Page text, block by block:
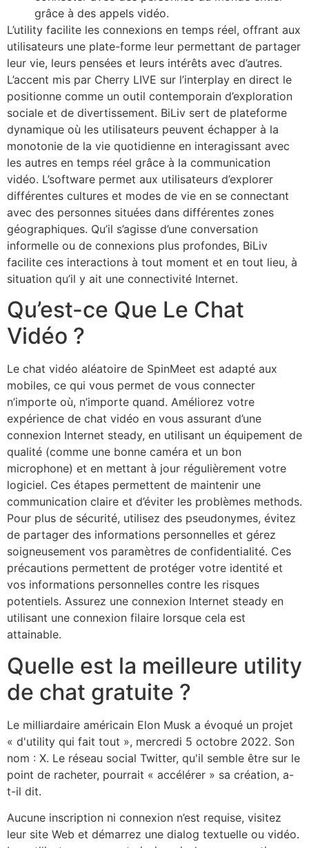
grâce à des appels vidéo.
L’utility facilite les connexions en temps réel, offrant aux
utilisateurs une plate-forme leur permettant de partager
leur vie, leurs pensées et leurs intérêts avec d’autres.
L’accent mis par Cherry LIVE sur l’interplay en direct le
positionne comme un outil contemporain d’exploration
sociale et de divertissement. BiLiv sert de plateforme
dynamique où les utilisateurs peuvent échapper à la
monotonie de la vie quotidienne en interagissant avec
les autres en temps réel grâce à la communication
vidéo. L’software permet aux utilisateurs d’explorer
différentes cultures et modes de vie en se connectant
avec des personnes situées dans différentes zones
géographiques. Qu’il s’agisse d’une conversation
informelle ou de connexions plus profondes, BiLiv
facilite ces interactions à tout moment et en tout lieu, à
situation qu’il y ait une connectivité Internet.
Qu’est-ce Que Le Chat
Vidéo ?
Le chat vidéo aléatoire de SpinMeet est adapté aux
mobiles, ce qui vous permet de vous connecter
n’importe où, n’importe quand. Améliorez votre
expérience de chat vidéo en vous assurant d’une
connexion Internet steady, en utilisant un équipement de
qualité (comme une bonne caméra et un bon
microphone) et en mettant à jour régulièrement votre
logiciel. Ces étapes permettent de maintenir une
communication claire et d’éviter les problèmes methods.
Pour plus de sécurité, utilisez des pseudonymes, évitez
de partager des informations personnelles et gérez
soigneusement vos paramètres de confidentialité. Ces
précautions permettent de protéger votre identité et
vos informations personnelles contre les risques
potentiels. Assurez une connexion Internet steady en
utilisant une connexion filaire lorsque cela est
attainable.
Quelle est la meilleure utility
de chat gratuite ?
Le milliardaire américain Elon Musk a évoqué un projet
« d'utility qui fait tout », mercredi 5 octobre 2022. Son
nom : X. Le réseau social Twitter, qu'il semble être sur le
point de racheter, pourrait « accélérer » sa création, a-
t-il dit.
Aucune inscription ni connexion n’est requise, visitez
leur site Web et démarrez une dialog textuelle ou vidéo.